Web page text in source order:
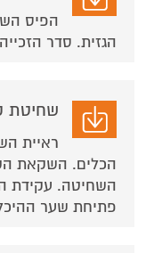
הפיס
הגזית. סדר
שחיטת
ראיית
הכלים. השקאת
השחיטה. עקידת
פתיחת שער